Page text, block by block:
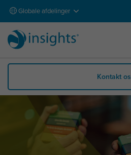
Globale afdelinger
Kontakt os